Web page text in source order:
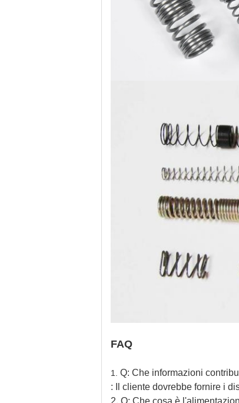
FAQ
1. Q: Che informazioni
: Il cliente dovrebbe fornire i
2. Q: Che cosa è